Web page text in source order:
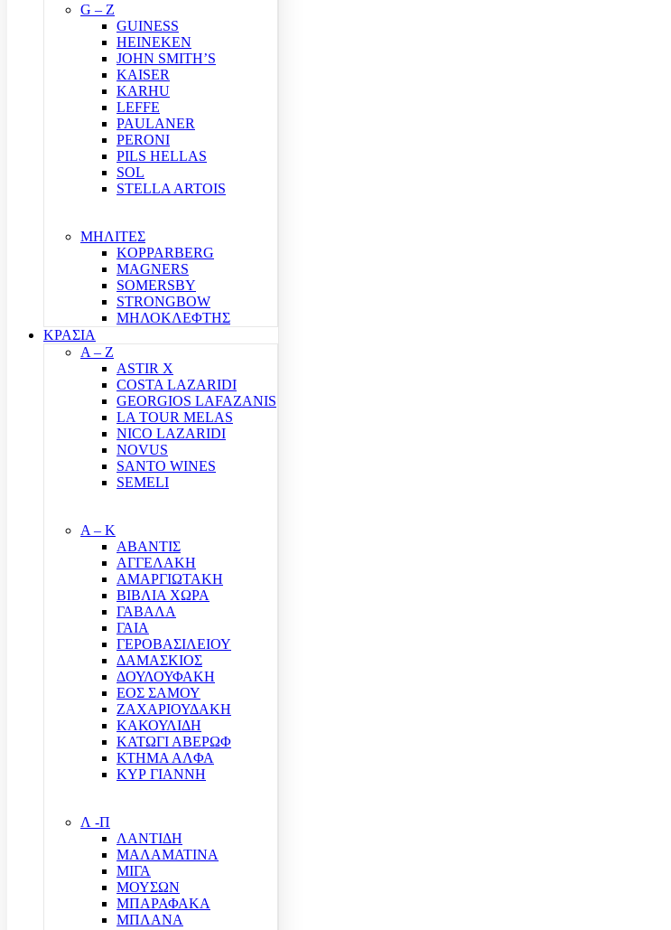
G – Z
GUINESS
HEINEKEN
JOHN SMITH’S
KAISER
KARHU
LEFFE
PAULANER
PERONI
PILS HELLAS
SOL
STELLA ARTOIS
ΜΗΛΙΤΕΣ
KOPPARBERG
MAGNERS
SOMERSBY
STRONGBOW
ΜΗΛΟΚΛΕΦΤΗΣ
ΚΡΑΣΙΑ
A – Z
ASTIR X
COSTA LAZARIDI
GEORGIOS LAFAZANIS
LA TOUR MELAS
NICO LAZARIDI
NOVUS
SANTO WINES
SEMELI
Α – Κ
ΑΒΑΝΤΙΣ
ΑΓΓΕΛΑΚΗ
ΑΜΑΡΓΙΩΤΑΚΗ
ΒΙΒΛΙΑ ΧΩΡΑ
ΓΑΒΑΛΑ
ΓΑΙΑ
ΓΕΡΟΒΑΣΙΛΕΙΟΥ
ΔΑΜΑΣΚΙΟΣ
ΔΟΥΛΟΥΦΑΚΗ
ΕΟΣ ΣΑΜΟΥ
ΖΑΧΑΡΙΟΥΔΑΚΗ
ΚΑΚΟΥΛΙΔΗ
ΚΑΤΩΓΙ ΑΒΕΡΩΦ
ΚΤΗΜΑ ΑΛΦΑ
ΚΥΡ ΓΙΑΝΝΗ
Λ -Π
ΛΑΝΤΙΔΗ
ΜΑΛΑΜΑΤΙΝΑ
ΜΙΓΑ
ΜΟΥΣΩΝ
ΜΠΑΡΑΦΑΚΑ
ΜΠΛΑΝΑ